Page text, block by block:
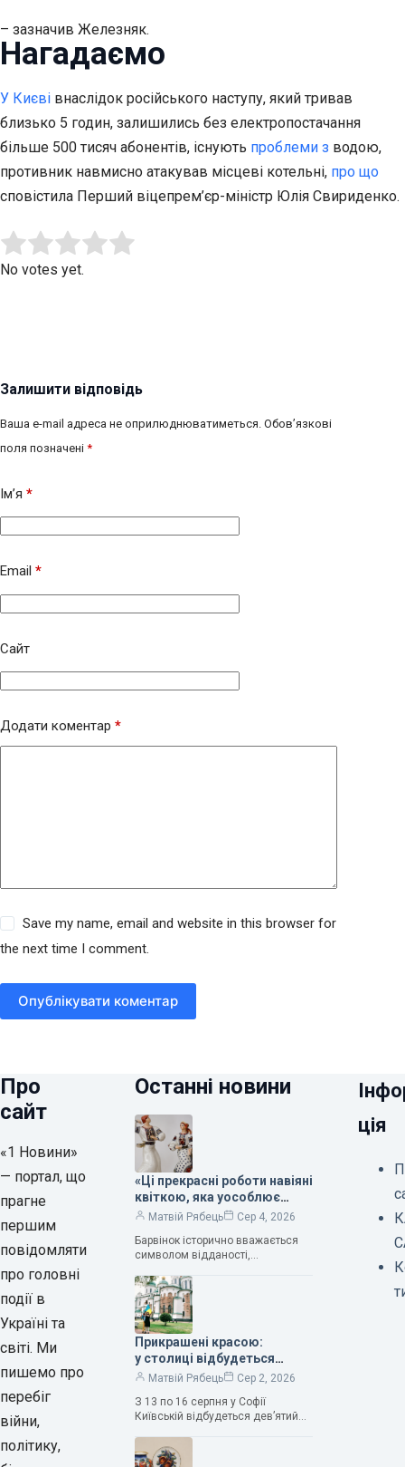
– зазначив Железняк.
Нагадаємо
У Києві внаслідок російського наступу, який тривав
близько 5 годин, залишились без електропостачання
більше 500 тисяч абонентів, існують проблеми з водою,
противник навмисно атакував місцеві котельні, про що
сповістила Перший віцепрем’єр-міністр Юлія Свириденко.
Rate this item:
No votes yet.
Залишити відповідь
Ваша e-mail адреса не оприлюднюватиметься. Обов’язкові
поля позначені *
Ім’я *
Email *
Сайт
Додати коментар *
Save my name, email and website in this browser for
the next time I comment.
Опублікувати коментар
Про
сайт
«1 Новини»
— портал, що
прагне
першим
повідомляти
про головні
події в
Україні та
світі. Ми
пишемо про
перебіг
війни,
політику,
Останні новини
«Ці прекрасні роботи навіяні
квіткою, яка уособлює
нескінченне кохання», —
Людмила Карпінська-
Романюк
Матвій Рябець
Сер 4, 2026
Барвінок історично вважається
символом відданості,
та тривалого подружнього союзу.
Саме тому ця рослина надихала і
продовжує надихати митців на
Прикрашені красою:
у столиці відбудеться
дев’ятий фестиваль
Матвій Рябець
Сер 2, 2026
З 13 по 16 серпня у Софії
Київській відбудеться дев’ятий
мистецтв Bouquet Kyiv Stage. Ця
подія традиційно…
ція